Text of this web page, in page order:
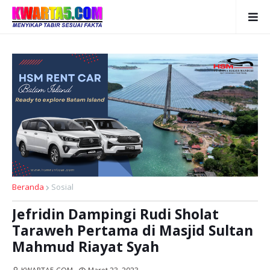
Beranda Sosial
Jefridin Dampingi Rudi Sholat
Taraweh Pertama di Masjid Sultan
Mahmud Riayat Syah